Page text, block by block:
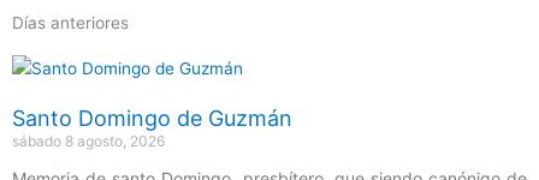
Días anteriores
Santo Domingo de Guzmán
sábado 8 agosto, 2026
Página
Página
Página
Página
Página